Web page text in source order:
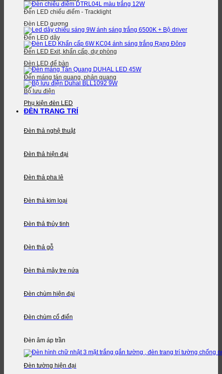
Đèn LED chiếu điểm - Tracklight
Đèn LED gương
Đèn LED dây
Đèn LED Exit, khẩn cấp, dự phòng
Đèn LED để bàn
Đèn máng tán quang, phản quang
Bộ lưu điện
Phụ kiện đèn LED
ĐÈN TRANG TRÍ
Đèn thả nghệ thuật
Đèn thả hiện đại
Đèn thả pha lê
Đèn thả kim loại
Đèn thả thủy tinh
Đèn thả gỗ
Đèn thả mây tre nứa
Đèn chùm hiện đại
Đèn chùm cổ điển
Đèn âm áp trần
Đèn tường hiện đại